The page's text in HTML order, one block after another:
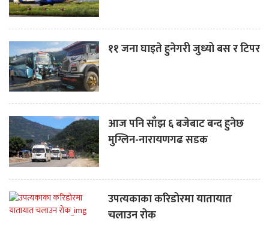
११ जना घाइते हुनेगरी जुध्यो बस र टिपर
आज पनि साँझ ६ बजेबाट बन्द हुनेछ
मुग्लिन-नारायणगढ सडक
उपत्यकाका करिडोरमा यातायात
चलाउन रोक